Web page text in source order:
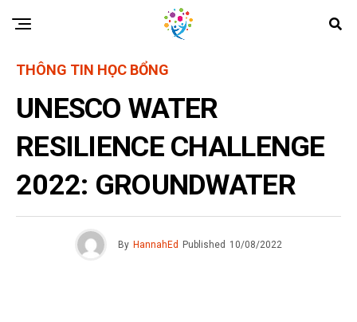
THÔNG TIN HỌC BỔNG
UNESCO WATER
RESILIENCE CHALLENGE
2022: GROUNDWATER
By HannahEd Published 10/08/2022